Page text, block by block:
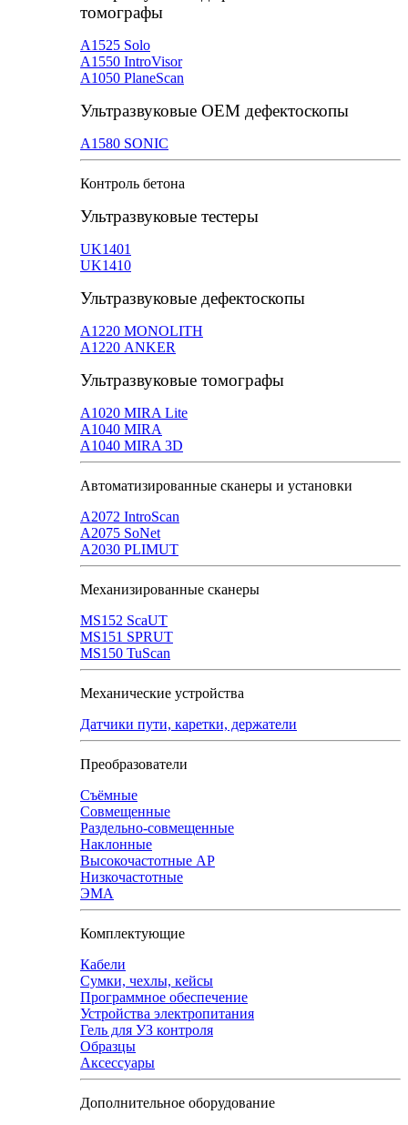
томографы
А1525 Solo
А1550 IntroVisor
А1050 PlaneScan
Ультразвуковые ОЕМ дефектоскопы
A1580 SONIC
Контроль бетона
Ультразвуковые тестеры
UK1401
UK1410
Ультразвуковые дефектоскопы
А1220 MONOLITH
А1220 ANKER
Ультразвуковые томографы
A1020 MIRA Lite
А1040 MIRA
A1040 MIRA 3D
Автоматизированные сканеры и установки
А2072 IntroScan
А2075 SoNet
А2030 PLIMUT
Механизированные сканеры
MS152 SсaUT
MS151 SPRUT
MS150 TuScan
Механические устройства
Датчики пути, каретки, держатели
Преобразователи
Съёмные
Совмещенные
Раздельно-совмещенные
Наклонные
Высокочастотные АР
Низкочастотные
ЭМА
Комплектующие
Кабели
Сумки, чехлы, кейсы
Программное обеспечение
Устройства электропитания
Гель для УЗ контроля
Образцы
Аксессуары
Дополнительное оборудование